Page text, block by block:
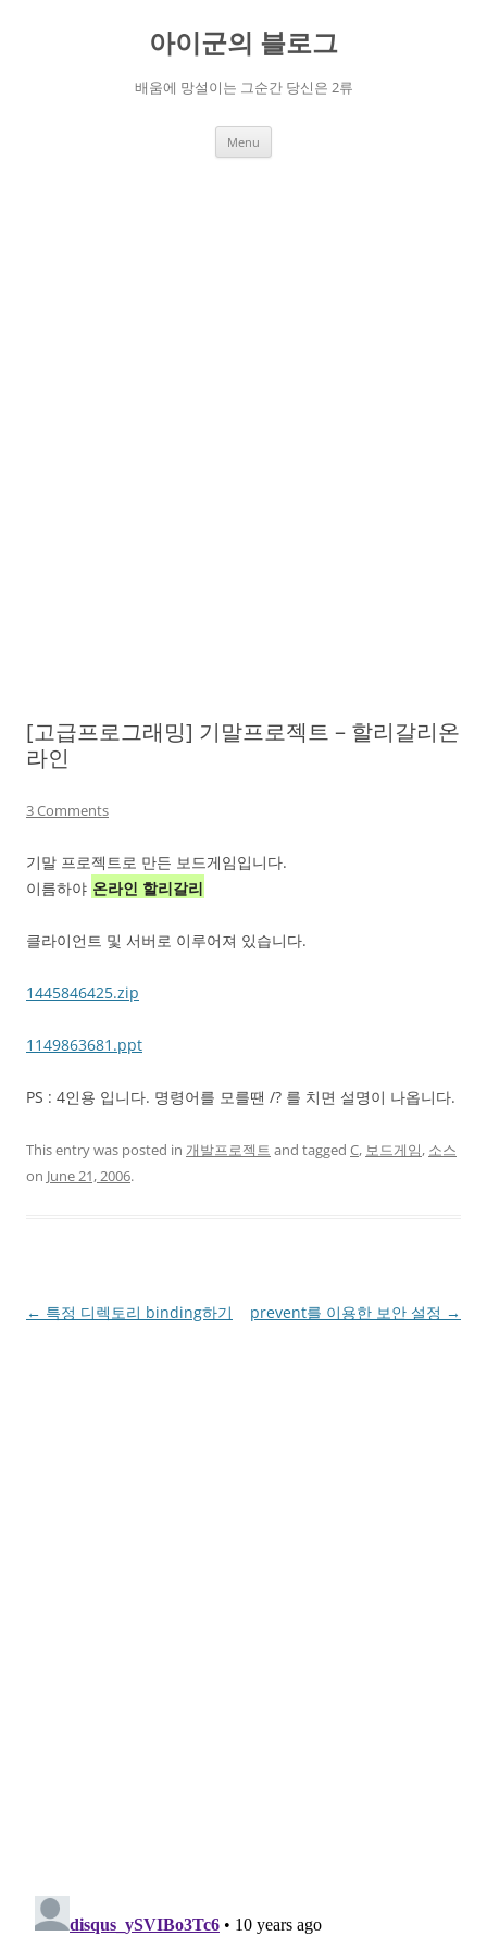
아이군의 블로그
배움에 망설이는 그순간 당신은 2류
Menu
[고급프로그래밍] 기말프로젝트 – 할리갈리온
라인
3 Comments
기말 프로젝트로 만든 보드게임입니다.
이름하야 온라인 할리갈리
클라이언트 및 서버로 이루어져 있습니다.
1445846425.zip
1149863681.ppt
PS : 4인용 입니다. 명령어를 모를땐 /? 를 치면 설명이 나옵니다.
This entry was posted in 개발프로젝트 and tagged C, 보드게임, 소스
on June 21, 2006.
Post
← 특정 디렉토리 binding하기 prevent를 이용한 보안 설정 →